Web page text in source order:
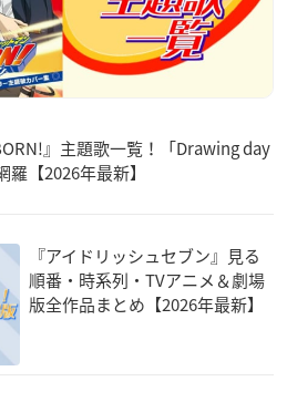
』主題歌一覧！「Drawing day
【2026年最新】
『アイドリッシュセブン』見る
順番・時系列・TVアニメ＆劇場
版全作品まとめ【2026年最新】